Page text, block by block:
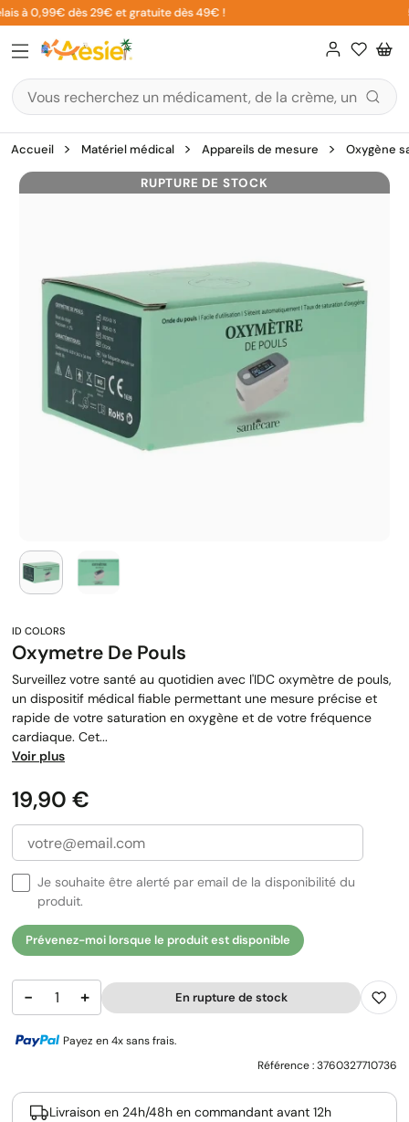
Aller
au
contenu
à 0,99€ dès 29€ et gratuite dès 49€ !
Accueil Matériel médical Appareils de mesure Oxygène
RUPTURE DE STOCK
Oxymetre De Pouls
Surveillez votre santé au quotidien avec l'IDC oxymètre de pouls,
un dispositif médical fiable permettant une mesure précise et
rapide de votre saturation en oxygène et de votre fréquence
cardiaque. Cet...
Voir plus
Prix
19,90 €
Je souhaite être alerté par email de la disponibilité du
produit.
Prévenez-moi lorsque le produit est disponible
− + En rupture de stock
Payez en 4x sans frais.
Référence :3760327710736
Livraison en 24h/48h en commandant avant 12h